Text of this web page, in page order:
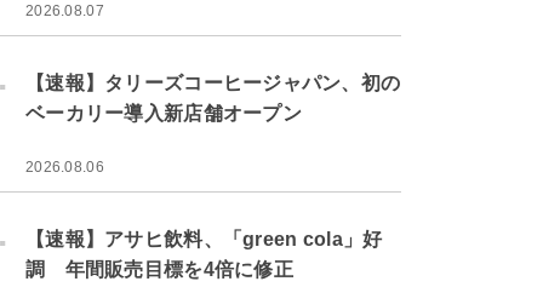
2026.08.07
【速報】タリーズコーヒージャパン、初の
ベーカリー導入新店舗オープン
2026.08.06
【速報】アサヒ飲料、「green cola」好
調 年間販売目標を4倍に修正